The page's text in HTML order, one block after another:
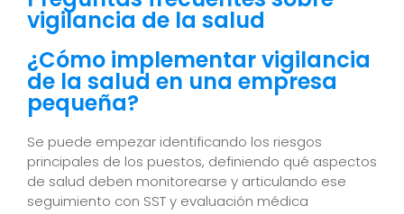
vigilancia de la salud
¿Cómo implementar vigilancia
de la salud en una empresa
pequeña?
Se puede empezar identificando los riesgos
principales de los puestos, definiendo qué aspectos
de salud deben monitorearse y articulando ese
seguimiento con SST y evaluación médica